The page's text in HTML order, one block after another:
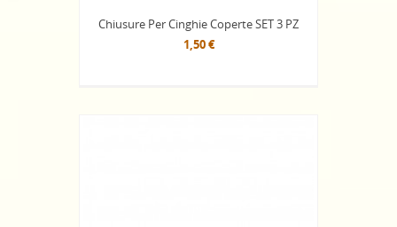
Chiusure Per Cinghie Coperte SET 3 PZ
1,50 €